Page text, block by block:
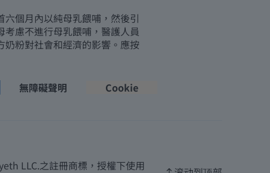
個月內以純母乳餵哺，然後引
慮不進行母乳餵哺，醫護人員
粉對社會和經濟的影響。應按
無障礙聲明 Cookie
LLC.之註冊商標，授權下使用